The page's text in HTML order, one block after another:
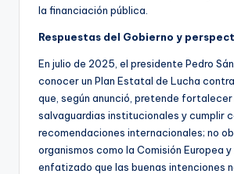
la financiación pública.
Respuestas del Gobierno y
En julio de 2025, el presidente Pedro
conocer un Plan Estatal de Lucha
que, según anunció, pretende fortalecer
salvaguardias institucionales y cumplir
recomendaciones internacionales; no
organismos como la Comisión Europea y
enfatizado que las buenas intenciones